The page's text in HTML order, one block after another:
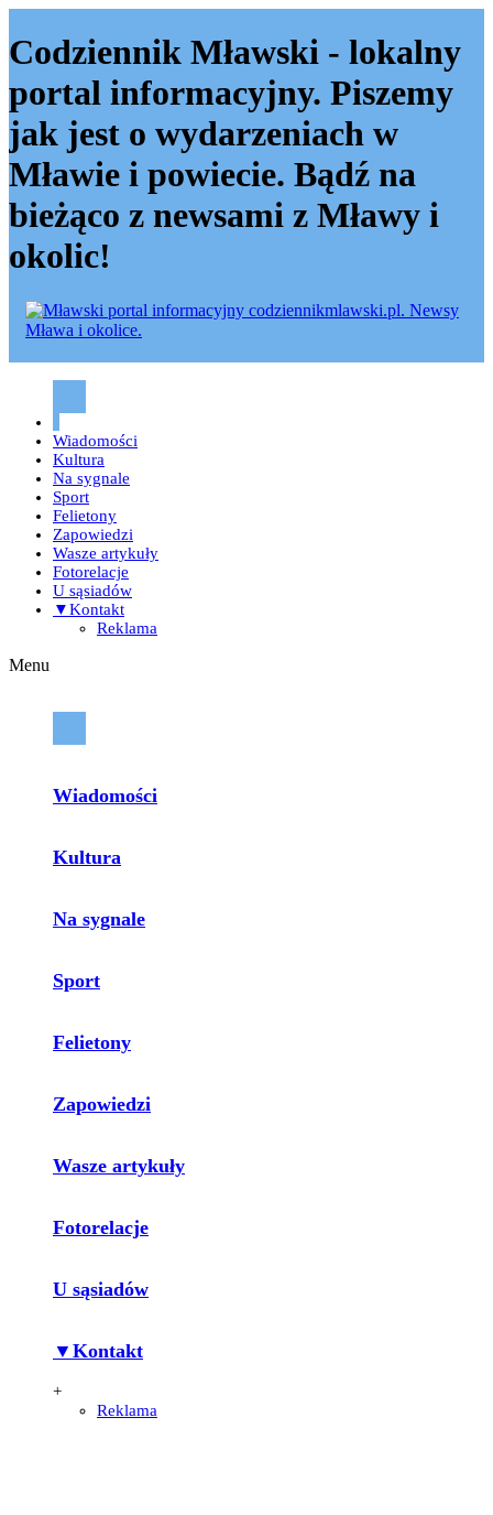
Codziennik Mławski - lokalny
portal informacyjny. Piszemy
jak jest o wydarzeniach w
Mławie i powiecie. Bądź na
bieżąco z newsami z Mławy i
okolic!
Codziennik mławski – Mława
Wiadomości
Kultura
Na sygnale
Sport
Felietony
Zapowiedzi
Wasze artykuły
Fotorelacje
U sąsiadów
▼Kontakt
Reklama
Menu
Wiadomości
Kultura
Na sygnale
Sport
Felietony
Zapowiedzi
Wasze artykuły
Fotorelacje
U sąsiadów
▼Kontakt
+
Reklama